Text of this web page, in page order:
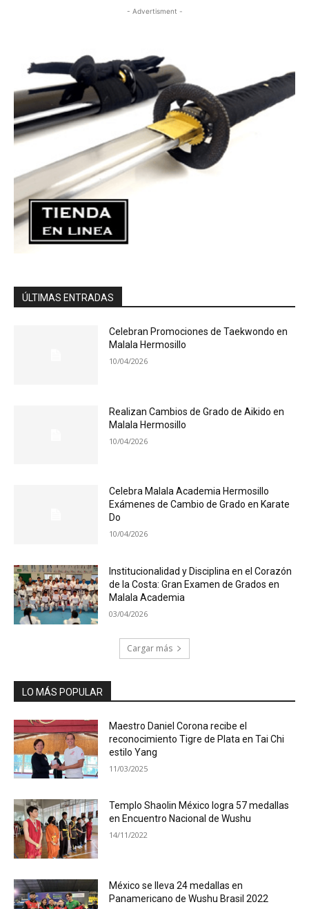
- Advertisment -
ÚLTIMAS ENTRADAS
Celebran Promociones de Taekwondo en
Malala Hermosillo
10/04/2026
Realizan Cambios de Grado de Aikido en
Malala Hermosillo
10/04/2026
Celebra Malala Academia Hermosillo
Exámenes de Cambio de Grado en Karate
Do
10/04/2026
Institucionalidad y Disciplina en el Corazón
de la Costa: Gran Examen de Grados en
Malala Academia
03/04/2026
Cargar más
LO MÁS POPULAR
Maestro Daniel Corona recibe el
reconocimiento Tigre de Plata en Tai Chi
estilo Yang
11/03/2025
Templo Shaolin México logra 57 medallas
en Encuentro Nacional de Wushu
14/11/2022
México se lleva 24 medallas en
Panamericano de Wushu Brasil 2022